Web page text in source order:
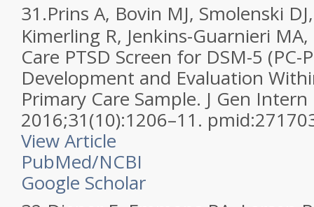
31.Prins A, Bovin MJ, Smolenski
Kimerling R, Jenkins-Guarnieri
Care PTSD Screen for DSM-5 (PC-
Development and Evaluation
Primary Care Sample. J Gen
2016;31(10):1206–11.
View Article
PubMed/NCBI
Google Scholar